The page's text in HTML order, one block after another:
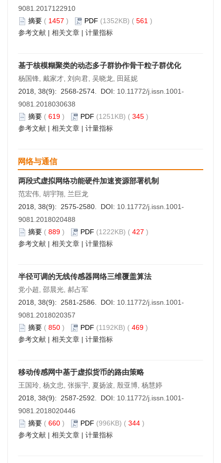
9081.2017122910
摘要 ( 1457 ) PDF (1352KB) ( 561 )
参考文献 | 相关文章 | 计量指标
基于核模糊聚类的动态多子群协作骨干粒子群优化
杨国锋, 戴家才, 刘向君, 吴晓龙, 田延妮
2018, 38(9): 2568-2574. DOI: 10.11772/j.issn.1001-
9081.2018030638
摘要 ( 619 ) PDF (1251KB) ( 345 )
参考文献 | 相关文章 | 计量指标
网络与通信
两段式虚拟网络功能硬件加速资源部署机制
范宏伟, 胡宇翔, 兰巨龙
2018, 38(9): 2575-2580. DOI: 10.11772/j.issn.1001-
9081.2018020488
摘要 ( 889 ) PDF (1222KB) ( 427 )
参考文献 | 相关文章 | 计量指标
半径可调的无线传感器网络三维覆盖算法
党小超, 邵晨光, 郝占军
2018, 38(9): 2581-2586. DOI: 10.11772/j.issn.1001-
9081.2018020357
摘要 ( 850 ) PDF (1192KB) ( 469 )
参考文献 | 相关文章 | 计量指标
移动传感网中基于虚拟货币的路由策略
王国玲, 杨文忠, 张振宇, 夏扬波, 殷亚博, 杨慧婷
2018, 38(9): 2587-2592. DOI: 10.11772/j.issn.1001-
9081.2018020446
摘要 ( 660 ) PDF (996KB) ( 344 )
参考文献 | 相关文章 | 计量指标